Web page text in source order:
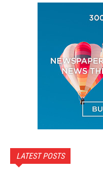
LATEST POSTS